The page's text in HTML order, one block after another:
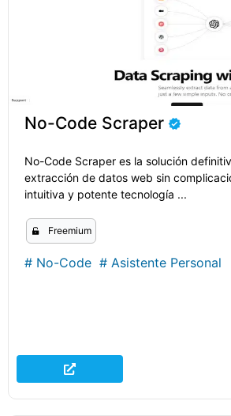
No-Code Scraper
No-Code Scraper es la solución
extracción de datos web sin
intuitiva y potente tecnología ...
Freemium
# No-Code # Asistente Personal